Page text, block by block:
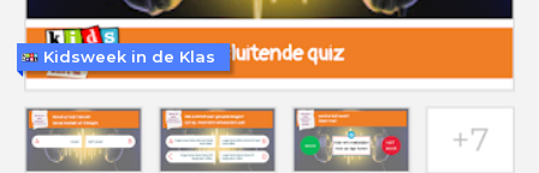
Kidsweek in de Klas